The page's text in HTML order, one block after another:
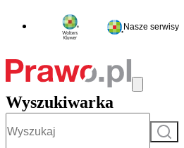
Nasze serwisy
Wyszukiwarka
Szukaj